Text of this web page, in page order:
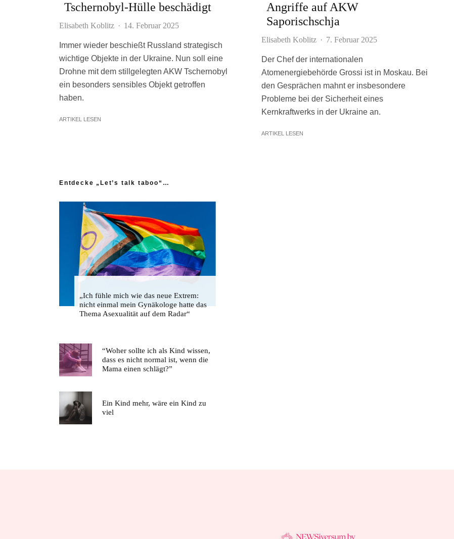
Tschernobyl-Hülle beschädigt
Elisabeth Koblitz · 14. Februar 2025
Immer wieder beschießt Russland strategisch
wichtige Objekte in der Ukraine. Nun soll eine
Drohne mit dem stillgelegten AKW Tschernobyl
ein besonders sensibles Objekt getroffen
haben.
ARTIKEL LESEN
Angriffe auf AKW
Saporischschja
Elisabeth Koblitz · 7. Februar 2025
Der Chef der internationalen
Atomenergiebehörde Grossi ist in Moskau. Bei
den Gesprächen mahnt er insbesondere
Probleme bei der Sicherheit eines
Kernkraftwerks in der Ukraine an.
ARTIKEL LESEN
Entdecke „Let’s talk taboo“…
„Ich fühle mich wie das neue Extrem:
nicht einmal mein Gynäkologe hatte das
Thema Asexualität auf dem Radar“
“Woher sollte ich als Kind wissen,
dass es nicht normal ist, wenn die
Mama einen schlägt?”
Ein Kind mehr, wäre ein Kind zu
viel